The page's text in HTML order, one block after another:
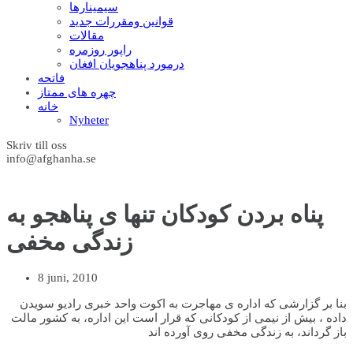
سيمينارها
قوانين ومقررات جديد
مقالات
راپور روزمره
درمورد پناهجويان افغان
فاتحه
چهره های ممتاز
خانه
Nyheter
Skriv till oss
info@afghanha.se
پناه بردن کودکان تنها ی پناهجو به
زندگی مخفی
8 juni, 2010
بنا بر گزارشی که اداره ی مهاجرت به اکوت واحد خبری رادیو سويدن
داده ، بیش از نیمی از کودکانی که قرار است این اداره، به کشور مالت
باز گرداند، به زندگی مخفی روی آورده اند